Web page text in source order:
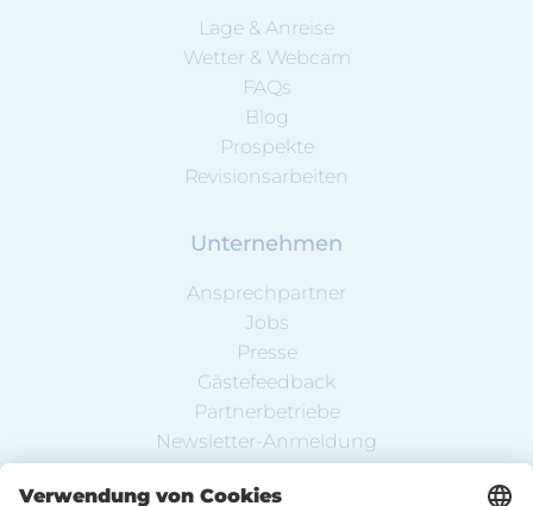
Lage & Anreise
Wetter & Webcam
FAQs
Blog
Prospekte
Revisionsarbeiten
Unternehmen
Ansprechpartner
Jobs
Presse
Gästefeedback
Partnerbetriebe
Newsletter-Anmeldung